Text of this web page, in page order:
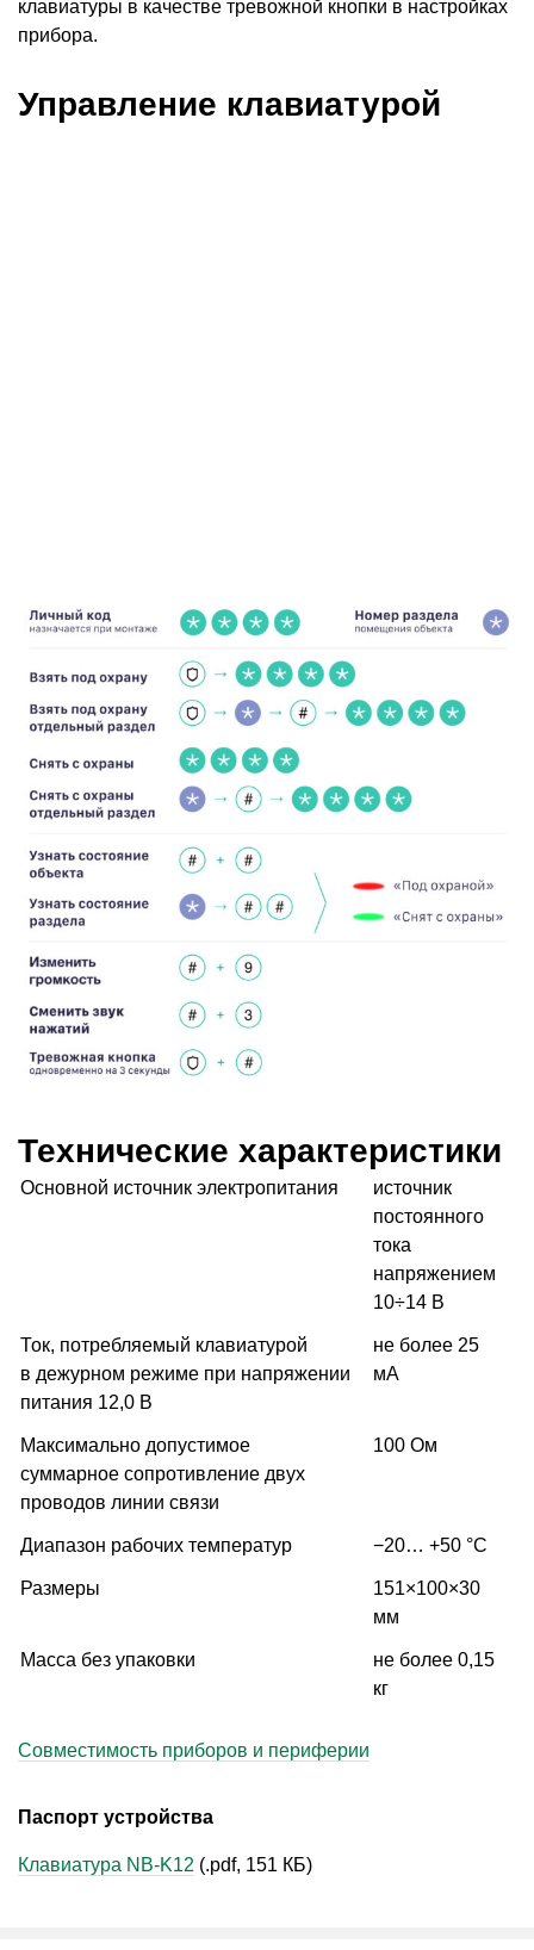
клавиатуры в качестве тревожной кнопки в настройках
прибора.
Управление клавиатурой
Технические характеристики
Основной источник электропитания
источник
постоянного
тока
напряжением
10÷14 В
Ток, потребляемый клавиатурой
в дежурном режиме при напряжении
питания 12,0 В
не более 25
мА
Максимально допустимое
суммарное сопротивление двух
проводов линии связи
100 Ом
Диапазон рабочих температур −20… +50 °С
Размеры
151×100×30
мм
Масса без упаковки
не более 0,15
кг
Совместимость приборов и периферии
Паспорт устройства
Клавиатура NB-K12 (.pdf, 151 КБ)